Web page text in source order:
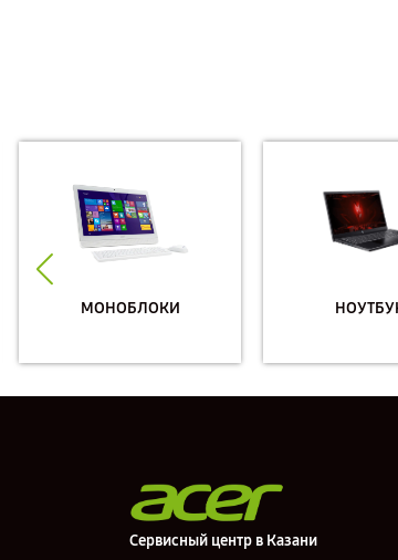
МОНОБЛОКИ
Сервисный центр в Казани